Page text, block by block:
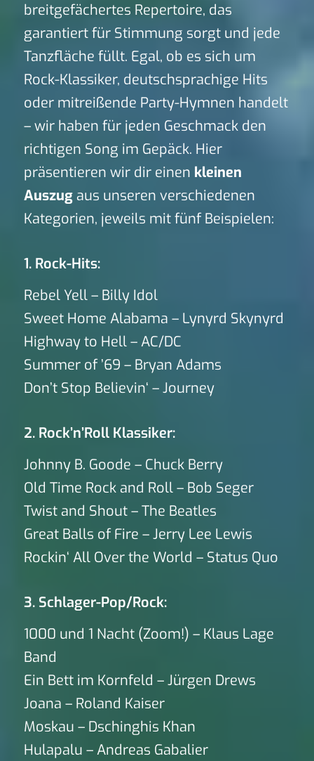
breitgefächertes Repertoire, das
garantiert für Stimmung sorgt und jede
Tanzfläche füllt. Egal, ob es sich um
Rock-Klassiker, deutschsprachige Hits
oder mitreißende Party-Hymnen handelt
– wir haben für jeden Geschmack den
richtigen Song im Gepäck. Hier
präsentieren wir dir einen kleinen
Auszugaus unseren verschiedenen
Kategorien, jeweils mit fünf Beispielen:
1. Rock-Hits:
Rebel Yell – Billy Idol
Sweet Home Alabama – Lynyrd Skynyrd
Highway to Hell – AC/DC
Summer of ’69 – Bryan Adams
Don’t Stop Believin‘ – Journey
2. Rock’n’Roll Klassiker:
Johnny B. Goode – Chuck Berry
Old Time Rock and Roll – Bob Seger
Twist and Shout – The Beatles
Great Balls of Fire – Jerry Lee Lewis
Rockin‘ All Over the World – Status Quo
3. Schlager-Pop/Rock:
1000 und 1 Nacht (Zoom!) – Klaus Lage
Band
Ein Bett im Kornfeld – Jürgen Drews
Joana – Roland Kaiser
Moskau – Dschinghis Khan
Hulapalu – Andreas Gabalier